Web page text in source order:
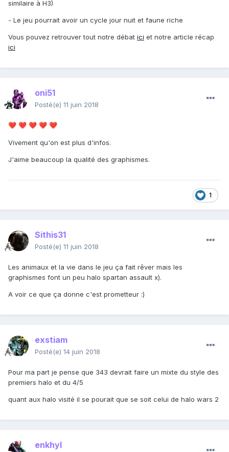
similaire à H3)
- Le jeu pourrait avoir un cycle jour nuit et faune riche
Vous pouvez retrouver tout notre débat ici et notre article récap
ici
oni51
Posté(e) 11 juin 2018
❤️ ❤️ ❤️ ❤️ ❤️
Vivement qu'on est plus d'infos.
J'aime beaucoup la qualité des graphismes.
1
Sithis31
Posté(e) 11 juin 2018
Les animaux et la vie dans le jeu ça fait rêver mais les
graphismes font un peu halo spartan assault x).
A voir ce que ça donne c'est prometteur :)
exstiam
Posté(e) 14 juin 2018
Pour ma part je pense que 343 devrait faire un mixte du style des
premiers halo et du 4/5
quant aux halo visité il se pourait que se soit celui de halo wars 2
enkhyl